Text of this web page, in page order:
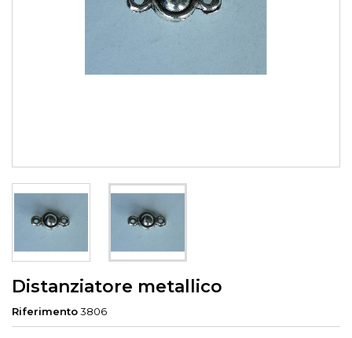
Distanziatore metallico
Riferimento3806